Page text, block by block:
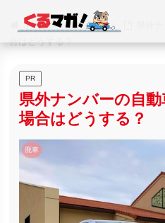
ホーム 廃車
県外
合はどうする？
PR
県外ナンバーの自
場合はどうする？
廃車